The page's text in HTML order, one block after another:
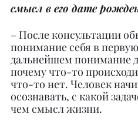
смысл в его дате
– После консультации
понимание себя в
дальнейшем понимание
почему что-то
что-то нет. Человек
осознавать, с какой
чем смысл жизни.